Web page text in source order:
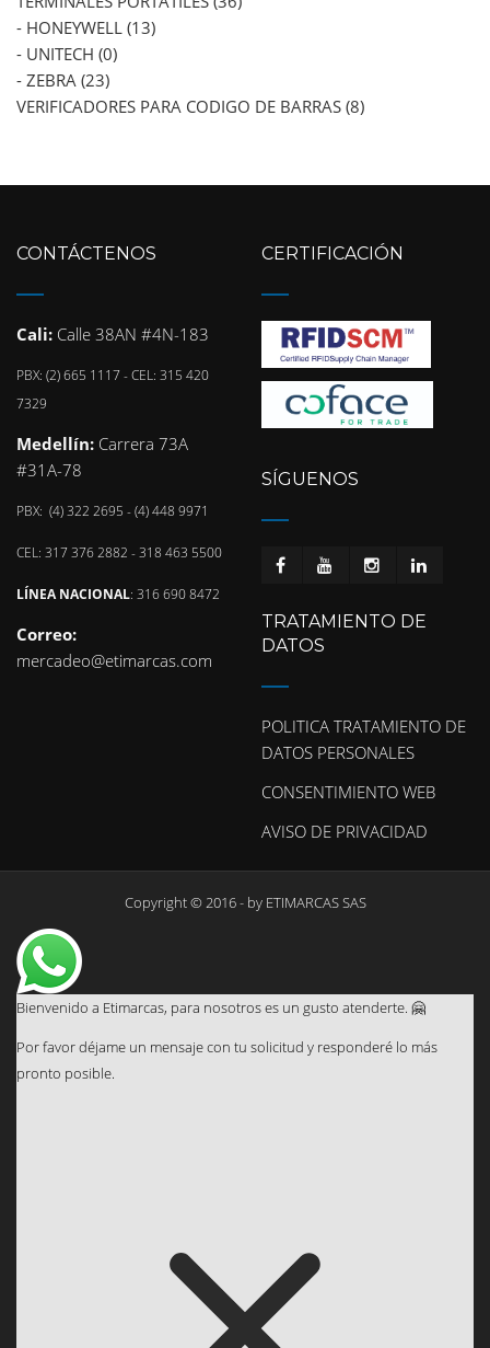
- HONEYWELL (13)
- UNITECH (0)
- ZEBRA (23)
VERIFICADORES PARA CODIGO DE BARRAS (8)
CONTÁCTENOS
Cali: Calle 38AN #4N-183
PBX: (2) 665 1117 - CEL: 315 420
7329
Medellín: Carrera 73A
#31A-78
PBX: (4) 322 2695 - (4) 448 9971
CEL: 317 376 2882 - 318 463 5500
LÍNEA NACIONAL: 316 690 8472
Correo:
mercadeo@etimarcas.com
CERTIFICACIÓN
SÍGUENOS
TRATAMIENTO DE
DATOS
POLITICA TRATAMIENTO DE
DATOS PERSONALES
CONSENTIMIENTO WEB
AVISO DE PRIVACIDAD
Copyright © 2016 - by ETIMARCAS SAS
Bienvenido a Etimarcas, para nosotros es un gusto atenderte. 🤗
Por favor déjame un mensaje con tu solicitud y responderé lo más
pronto posible.